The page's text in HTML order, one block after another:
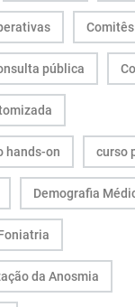
Comitês
pública
hands-on curso
Demografia
da Anosmia